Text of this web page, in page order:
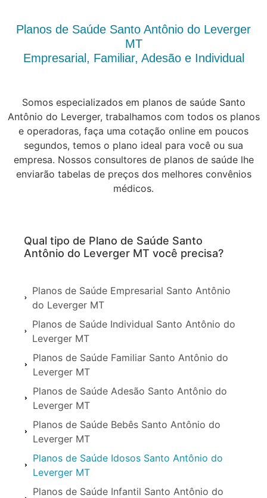
Planos de Saúde Santo Antônio do Leverger
MT
Empresarial, Familiar, Adesão e Individual
Somos especializados em planos de saúde Santo
Antônio do Leverger, trabalhamos com todos os planos
e operadoras, faça uma cotação online em poucos
segundos, temos o plano ideal para você ou sua
empresa. Nossos consultores de planos de saúde lhe
enviarão tabelas de preços dos melhores convênios
médicos.
Qual tipo de Plano de Saúde Santo
Antônio do Leverger MT você precisa?
Planos de Saúde Empresarial Santo Antônio
do Leverger MT
Planos de Saúde Individual Santo Antônio do
Leverger MT
Planos de Saúde Familiar Santo Antônio do
Leverger MT
Planos de Saúde Adesão Santo Antônio do
Leverger MT
Planos de Saúde Bebês Santo Antônio do
Leverger MT
Planos de Saúde Idosos Santo Antônio do
Leverger MT
Planos de Saúde Infantil Santo Antônio do